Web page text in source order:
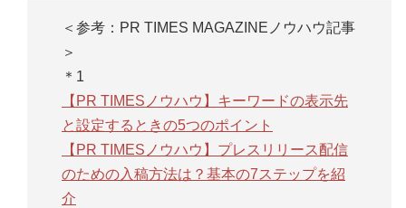
＜参考：PR TIMES MAGAZINEノウハウ記事
＞
＊1
【PR TIMESノウハウ】キーワードの表示先
と設定するときの5つのポイント
【PR TIMESノウハウ】プレスリリース配信
のための入稿方法は？基本の7ステップを紹
介